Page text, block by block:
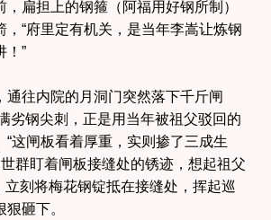
扁担上的钢箍（阿福用好钢所制）
，“府里定有机关，是当年李嵩让炼钢
！”
往内院的月洞门突然落下千斤闸
钢尖刺，正是用当年被祖父驳回的
“这闸板看着厚重，实则掺了三成生
群盯着闸板接缝处的锈迹，想起祖父
立刻将梅花钢锭抵在接缝处，挥起巡
砸下。